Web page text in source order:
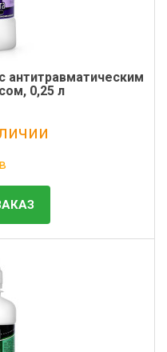
антитравматическим
0,25 л